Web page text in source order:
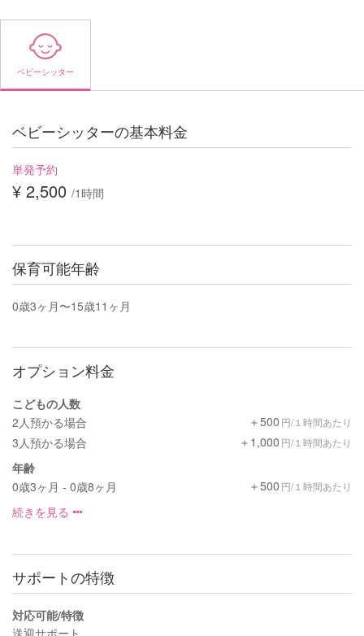
ベビーシッター
ベビーシッターの基本料金
単発予約
¥ 2,500 /1時間
保育可能年齢
0歳3ヶ月〜15歳11ヶ月
オプション料金
こどもの人数
2人預かる場合
＋500 円/１時間あたり
3人預かる場合 ＋1,000 円/１時間あたり
年齢
0歳3ヶ月 - 0歳8ヶ月
＋500 円/１時間あたり
続きを見る
サポートの特徴
対応可能/特徴
送迎サポート